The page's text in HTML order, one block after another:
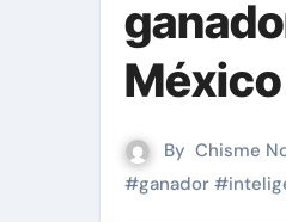
By Chisme
#ganador #